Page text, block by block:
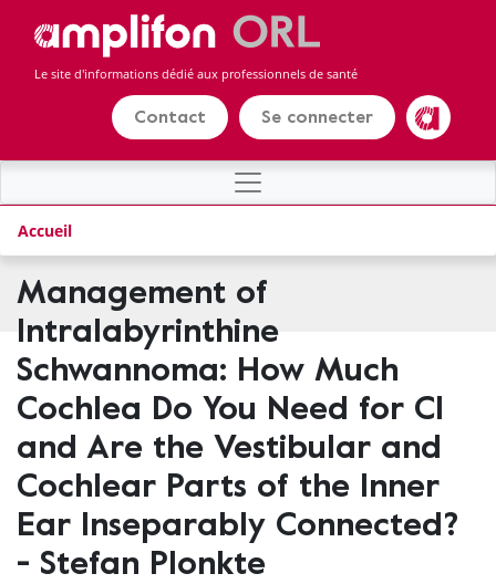
Panneau de gestion des cookies
contenu
Le site d'informations dédié aux professionnels de santé
Contact Se connecter Amplifon
Accueil
Management of
Intralabyrinthine
Schwannoma: How Much
Cochlea Do You Need for CI
and Are the Vestibular and
Cochlear Parts of the Inner
Ear Inseparably Connected?
- Stefan Plonkte